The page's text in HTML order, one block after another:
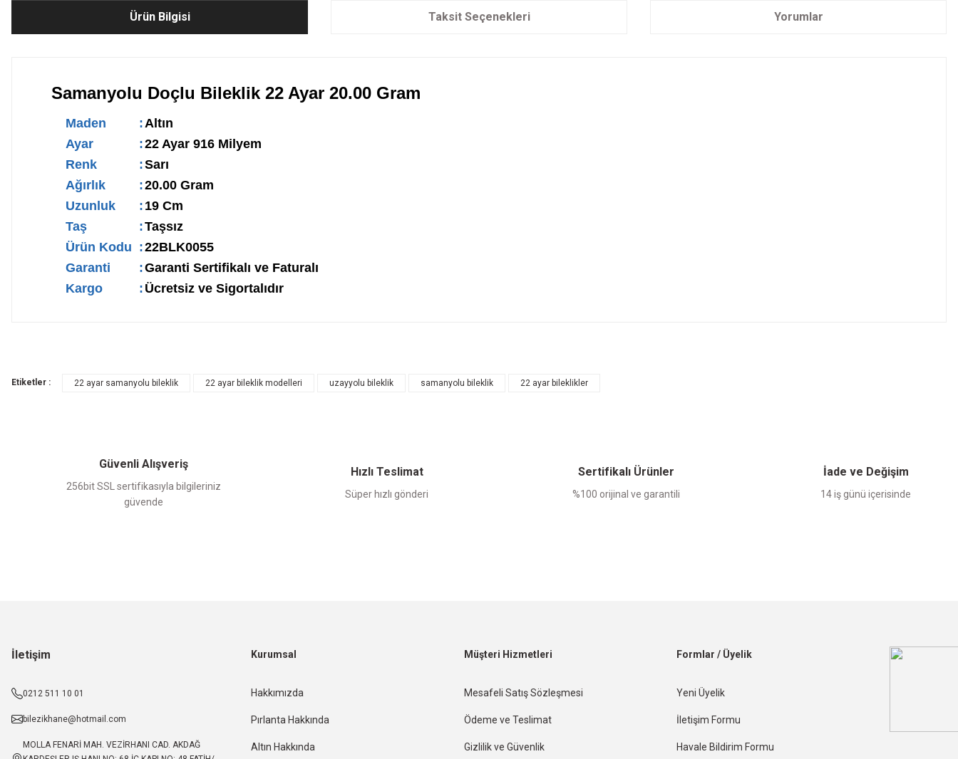
Ürün Bilgisi Taksit Seçenekleri Yorumlar
Samanyolu Doçlu Bileklik 22 Ayar 20.00 Gram
Maden :Altın
Ayar
:22 Ayar 916 Milyem
Renk
:Sarı
Ağırlık
:20.00 Gram
Uzunluk
: 19 Cm
Taş
:Taşsız
Ürün Kodu :22BLK0055
Garanti
:Garanti Sertifikalı ve Faturalı
Kargo
: Ücretsiz ve Sigortalıdır
Etiketler : 22 ayar samanyolu bileklik 22 ayar bileklik modelleri uzayyolu bileklik samanyolu bileklik 22 ayar bileklikler
Güvenli Alışveriş
256bit SSL sertifikasıyla bilgileriniz
güvende
Hızlı Teslimat
Süper hızlı gönderi
Sertifikalı Ürünler
%100 orijinal ve garantili
İade ve Değişim
14 iş günü içerisinde
İletişim
0212 511 10 01
bilezikhane@hotmail.com
MOLLA FENARİ MAH. VEZİRHANI CAD. AKDAĞ
Kurumsal
Hakkımızda
Pırlanta Hakkında
Altın Hakkında
Müşteri Hizmetleri
Mesafeli Satış Sözleşmesi
Ödeme ve Teslimat
Gizlilik ve Güvenlik
Formlar / Üyelik
Yeni Üyelik
İletişim Formu
Havale Bildirim Formu